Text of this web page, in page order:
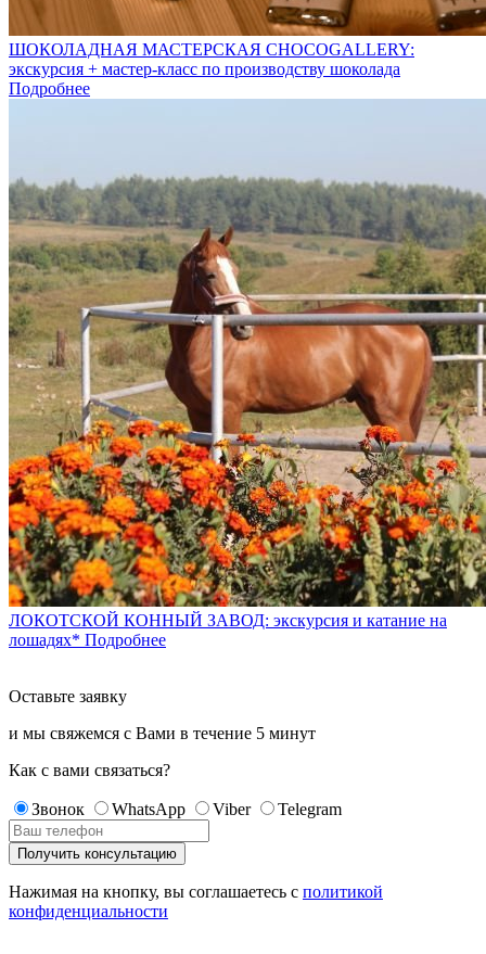
ШОКОЛАДНАЯ МАСТЕРСКАЯ CHOCOGALLERY:
экскурсия + мастер-класс по производству шоколада
Подробнее
ЛОКОТСКОЙ КОННЫЙ ЗАВОД: экскурсия и катание на
лошадях* Подробнее
Оставьте заявку
и мы свяжемся с Вами в течение 5 минут
Как с вами связаться?
Звонок WhatsApp Viber Telegram
Нажимая на кнопку, вы соглашаетесь с политикой
конфиденциальности